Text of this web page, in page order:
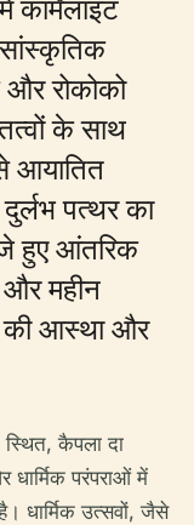
रोकोको
के साथ
आयातित
पत्थर का
हुए आंतरिक
महीन
की आस्था और
कैपला दा
धार्मिक परंपराओं में
धार्मिक उत्सवों, जैसे